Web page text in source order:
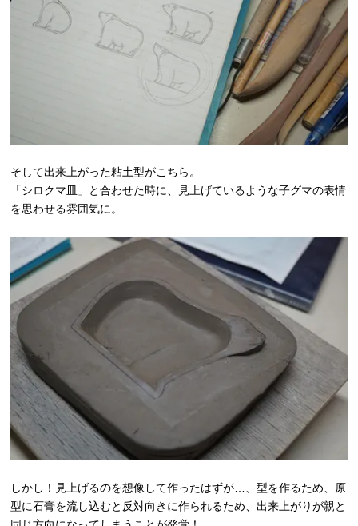
そして出来上がった粘土型がこちら。
「シロクマ皿」と合わせた時に、見上げているような子グマの表情
を思わせる雰囲気に。
しかし！見上げるのを想像して作ったはずが…、型を作るため、原
型に石膏を流し込むと反対向きに作られるため、出来上がりが親と